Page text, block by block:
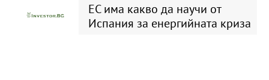
ЕС има какво да научи от
Испания за енергийната криза